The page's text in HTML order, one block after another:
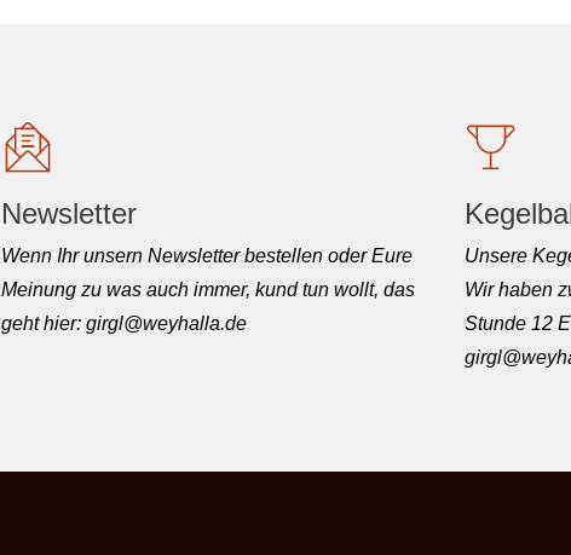
Newsletter
Wenn Ihr unsern Newsletter bestellen oder Eure
Meinung zu was auch immer, kund tun wollt, das
geht hier: girgl@weyhalla.de
Unsere
Wir haben
Stunde 12